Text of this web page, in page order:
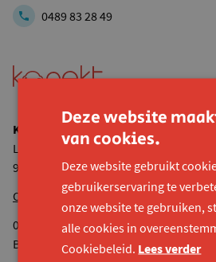
0489 83 28 49
Konekt vzw
Lijnmolenstraat 153
9040 Sint-Amandsberg
Onze andere locaties
0524.936.680 RPR Gent
BE44 7380 4118 8545
Deze website
van cookies.
Deze website gebruikt
gebruikerservaring te
onze website te gebruiken,
alle cookies in
Cookiebeleid. Lees verder